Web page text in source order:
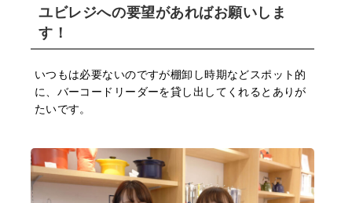
ユビレジへの要望があればお願いしま
す！
いつもは必要ないのですが棚卸し時期などスポット的
に、バーコードリーダーを貸し出してくれるとありが
たいです。